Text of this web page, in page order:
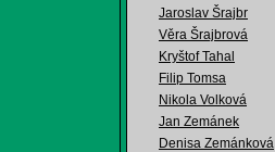
Jaroslav Šrajbr
Věra Šrajbrová
Kryštof Tahal
Filip Tomsa
Nikola Volková
Jan Zemánek
Denisa Zemánková